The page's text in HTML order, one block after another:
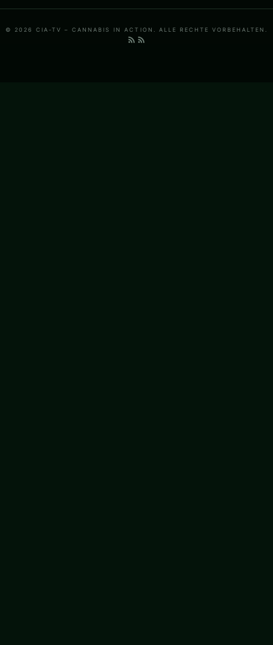
© 2026 CIA-TV – CANNABIS IN ACTION. ALLE RECHTE VORBEHALTEN.